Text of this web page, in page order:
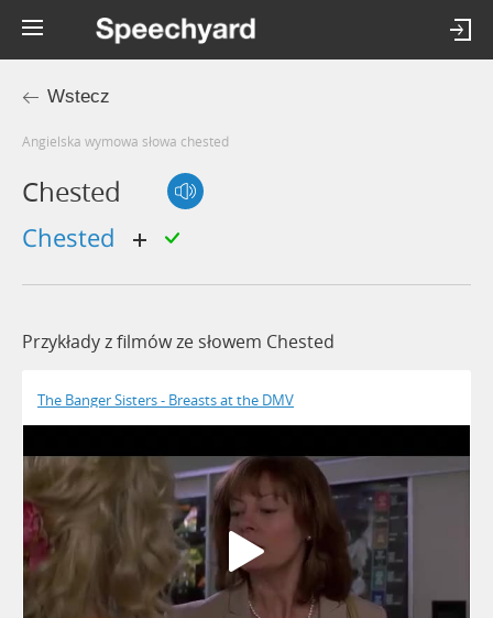
Wstecz
Angielska wymowa słowa chested
Chested
chested
Przykłady z filmów ze słowem Chested
The Banger Sisters - Breasts at the DMV